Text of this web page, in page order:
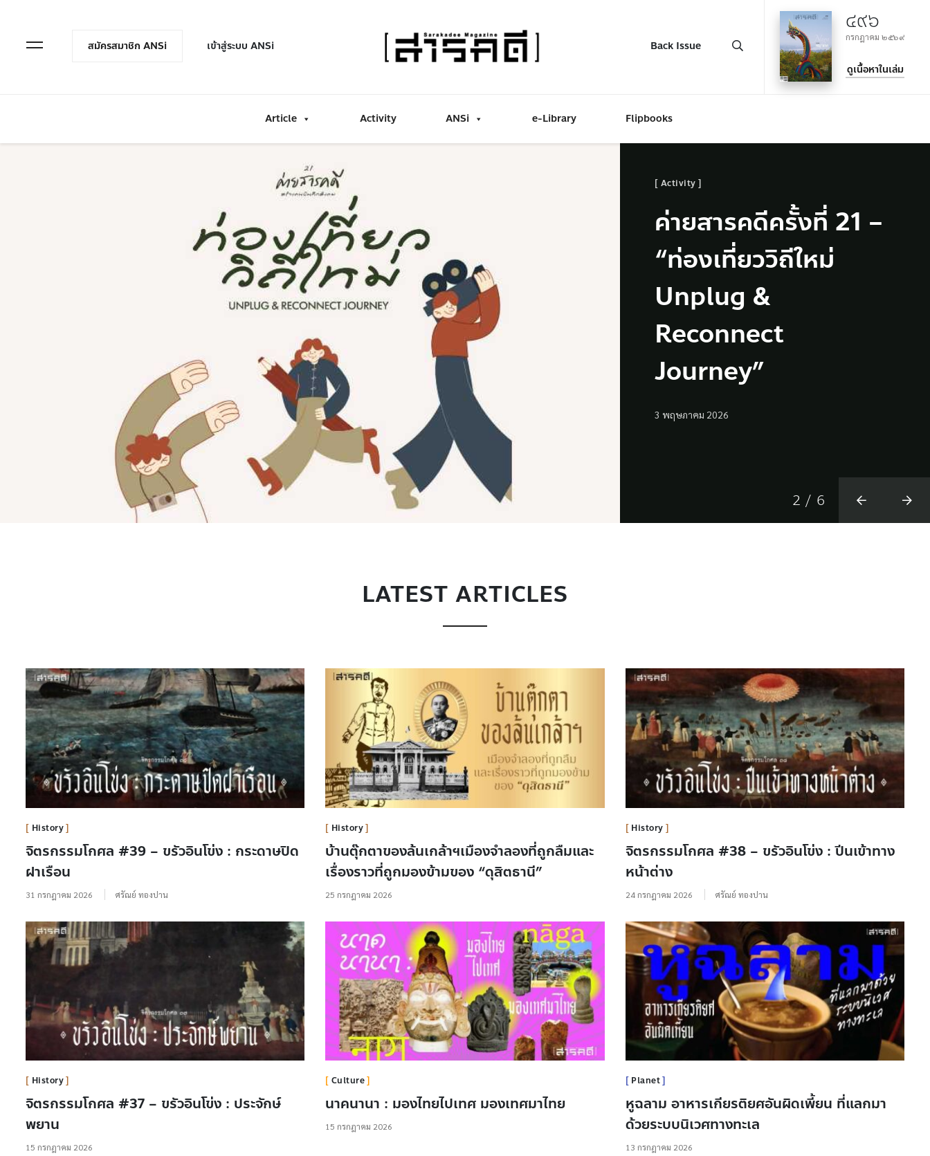
Open Menuสมัครสมาชิก ANSi เข้าสู่ระบบ ANSi Back Issue
๔๙๖
กรกฎาคม ๒๕๖๙
ดูเนื้อหาในเล่ม
Article Activity ANSi e-Library Flipbooks
Culture
สมิง – จาก
บรรณาธิการ ฉบับที่
๔๙๓
3 เมษายน 2026 สุวัฒน์ อัศวไชยชาญ
คอลัมน์
น้อมสำนึกในพระ
กรุณาธิคุณตราบนิรัน
ดร์
12 มิถุนายน 2026
Activity
ค่ายสารคดีครั้งที่ 21 –
“ท่องเที่ยววิถีใหม่
Unplug &
Reconnect
Journey”
3 พฤษภาคม 2026
Planet
แถลงการณ์ กสม.
เร่งรัด-ผลักดัน Anti-
SLAPP
29 เมษายน 2026 ฐิติพันธ์ พัฒนมงคล
Culture
“แลนด์บริดจ์” หนึ่งล้าน
ล้านบาท ความหวังหรือ
ความหวาดหวั่น ?
12 มีนาคม 2025 ณิชา เวชพานิช
Photo Essay
บ้านหนองแฟบลม
หายใจสุดท้ายภายใต้เงา
อุตสาหกรรมมาบตาพุด
5 พฤษภาคม 2026
Culture
สมิง – จาก
บรรณาธิการ ฉบับที่
๔๙๓
3 เมษายน 2026 สุวัฒน์ อัศวไชยชาญ
คอลัมน์
น้อมสำนึกในพระ
กรุณาธิคุณตราบนิรัน
ดร์
12 มิถุนายน 2026
2 / 6
LATEST ARTICLES
History
จิตรกรรมโกศล #39 – ขรัวอินโข่ง : กระดาษปิด
ฝาเรือน
31 กรกฎาคม 2026 ศรัณย์ ทองปาน
History
บ้านตุ๊กตาของล้นเกล้าฯเมืองจำลองที่ถูกลืมและ
เรื่องราวที่ถูกมองข้ามของ “ดุสิตธานี”
25 กรกฎาคม 2026
History
จิตรกรรมโกศล #38 – ขรัวอินโข่ง : ปีนเข้าทาง
หน้าต่าง
24 กรกฎาคม 2026 ศรัณย์ ทองปาน
History
จิตรกรรมโกศล #37 – ขรัวอินโข่ง : ประจักษ์
พยาน
15 กรกฎาคม 2026
Culture
นาคนานา : มองไทยไปเทศ มองเทศมาไทย
15 กรกฎาคม 2026
Planet
หูฉลาม อาหารเกียรติยศอันผิดเพี้ยน ที่แลกมา
ด้วยระบบนิเวศทางทะเล
13 กรกฎาคม 2026